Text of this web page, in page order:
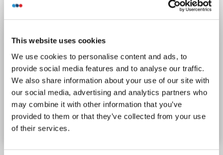
This website uses cookies
We use cookies to personalise content and ads, to
provide social media features and to analyse our traffic.
We also share information about your use of our site with
our social media, advertising and analytics partners who
may combine it with other information that you’ve
provided to them or that they’ve collected from your use
of their services.
WB
Produktnummer ABIN5013231
Datenblatt Details